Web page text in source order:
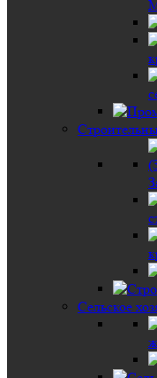
Сельское